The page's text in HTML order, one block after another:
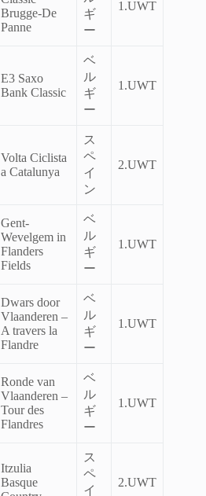
Brugge-De
Panne
ギ
ー
1.UWT
E3 Saxo
Bank Classic
ベ
ル
ギ
ー
1.UWT
Volta Ciclista
a Catalunya
ス
ペ
イ
ン
2.UWT
Gent-
Wevelgem in
Flanders
Fields
ベ
ル
ギ
ー
1.UWT
Dwars door
Vlaanderen –
A travers la
Flandre
ベ
ル
ギ
ー
1.UWT
Ronde van
Vlaanderen –
Tour des
Flandres
ベ
ル
ギ
ー
1.UWT
Itzulia
Basque
ス
ペ
イ
2.UWT